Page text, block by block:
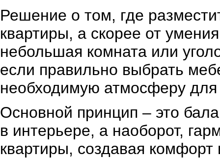
Решение о том, где
квартиры, а скорее от
небольшая комната или
если правильно выбрать
необходимую атмосферу для
Основной принцип – это
в интерьере, а наоборот,
квартиры, создавая